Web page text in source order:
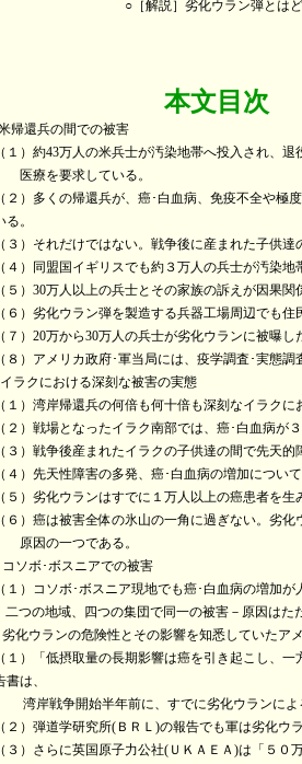
説］劣化ウラン弾とはどのよ
文目次
帰還兵の間での被害
43万人の米兵士が汚染地帯へ投入され、退役
要求している。
多くの帰還兵が、癌･白血病、免疫不全や極度
。
れだけではない。戦争後に産まれた子供達の
盟国イギリスでも約３万人の兵士が汚染地帯
30万人以上の兵士とその家族の訴えが因果関係
劣化ウラン弾を製造する兵器工場周辺でも住民
20万から30万人の兵士が劣化ウランに被曝し
メリカ政府･軍当局には、疫学調査･実態調査
ラクにおける深刻な被害の実態
湾岸帰還兵の何倍も何十倍も深刻なイラクにお
戦場となったイラク南部では、癌･白血病が３
戦争後産まれたイラクの子供達の間で先天的障
天性障害の多発、癌･白血病の増加について
劣化ウランはすでに１万人以上の癌患者を生み
癌は被害全体の氷山の一角に過ぎない。劣化
一つである。
ソボ･ボスニアでの被害
コソボ･ボスニア現地でも癌･白血病の増加が人
つの地域、四つの集団で同一の被害－原因はた
化ウランの危険性とその影響を知悉していたアメ
低摂取量の長期影響は癌を引き起こし、一方
書は、
争開始半年前に、すでに劣化ウランによる
道学研究所(ＢＲＬ)の報告でも軍は劣化ウラ
さらに英国原子力公社(ＵＫＡＥＡ)は「５０万